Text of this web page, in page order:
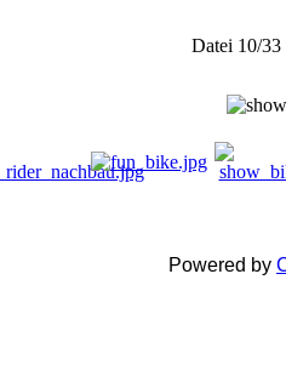
Datei 10/33
Powered by